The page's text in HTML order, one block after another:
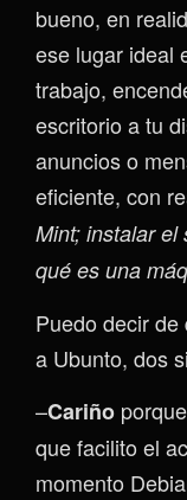
bueno, en
ese lugar ideal
trabajo,
escritorio a tu
anuncios o
eficiente, con
Mint; instalar el
qué es una
Puedo decir
a Ubunto, dos
–Cariño
que facilito el
momento